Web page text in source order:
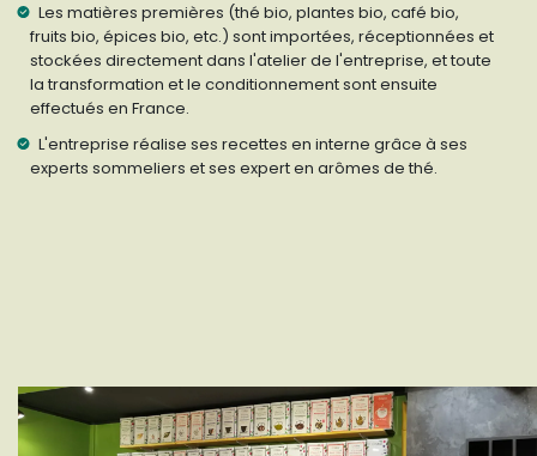
Les matières premières (thé bio, plantes bio, café bio,
fruits bio, épices bio, etc.) sont importées, réceptionnées et
stockées directement dans l'atelier de l'entreprise, et toute
la transformation et le conditionnement sont ensuite
effectués en France.
L'entreprise réalise ses recettes en interne grâce à ses
experts sommeliers et ses expert en arômes de thé.